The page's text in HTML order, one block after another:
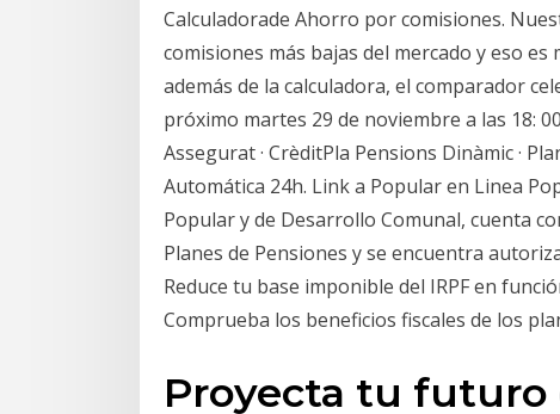
Calculadorade Ahorro por comisiones.
comisiones más bajas del mercado y eso
además de la calculadora, el comparador
próximo martes 29 de noviembre a las 18:
Assegurat · CrèditPla Pensions Dinàmic ·
Automática 24h. Link a Popular en Linea
Popular y de Desarrollo Comunal, cuenta
Planes de Pensiones y se encuentra
Reduce tu base imponible del IRPF en
Comprueba los beneficios fiscales de los
Proyecta tu